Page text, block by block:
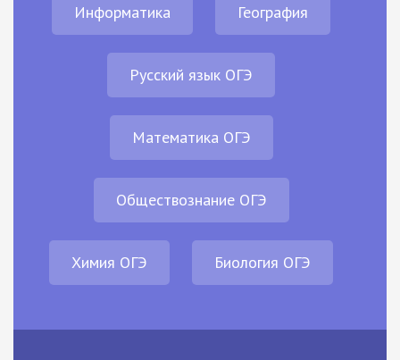
Информатика География
Русский язык ОГЭ
Математика ОГЭ
Обществознание ОГЭ
Химия ОГЭ Биология ОГЭ